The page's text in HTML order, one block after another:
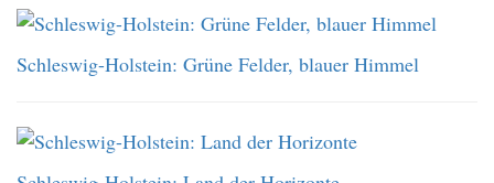
Schleswig-Holstein: Grüne Felder, blauer Himmel